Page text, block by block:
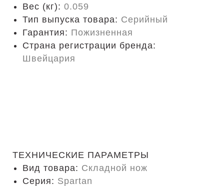
Вес (кг): 0.059
Тип выпуска товара: Серийный
Гарантия: Пожизненная
Страна регистрации бренда:
Швейцария
ТЕХНИЧЕСКИЕ ПАРАМЕТРЫ
Вид товара: Складной нож
Серия: Spartan